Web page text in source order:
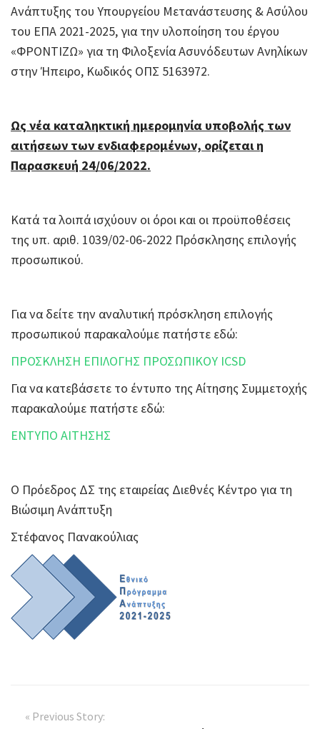
Ανάπτυξης του Υπουργείου Μετανάστευσης & Ασύλου
του ΕΠΑ 2021-2025, για την υλοποίηση του έργου
«ΦΡΟΝΤΙΖΩ» για τη Φιλοξενία Ασυνόδευτων Ανηλίκων
στην Ήπειρο, Κωδικός ΟΠΣ 5163972.
Ως νέα καταληκτική ημερομηνία υποβολής των
αιτήσεων των ενδιαφερομένων, ορίζεται η
Παρασκευή 24/06/2022.
Κατά τα λοιπά ισχύουν οι όροι και οι προϋποθέσεις
της υπ. αριθ. 1039/02-06-2022 Πρόσκλησης επιλογής
προσωπικού.
Για να δείτε την αναλυτική πρόσκληση επιλογής
προσωπικού παρακαλούμε πατήστε εδώ:
ΠΡΟΣΚΛΗΣΗ ΕΠΙΛΟΓΗΣ ΠΡΟΣΩΠΙΚΟΥ ICSD
Για να κατεβάσετε το έντυπο της Αίτησης Συμμετοχής
παρακαλούμε πατήστε εδώ:
ΕΝΤΥΠΟ ΑΙΤΗΣΗΣ
Ο Πρόεδρος ΔΣ της εταιρείας Διεθνές Κέντρο για τη
Βιώσιμη Ανάπτυξη
Στέφανος Πανακούλιας
« Previous Story: